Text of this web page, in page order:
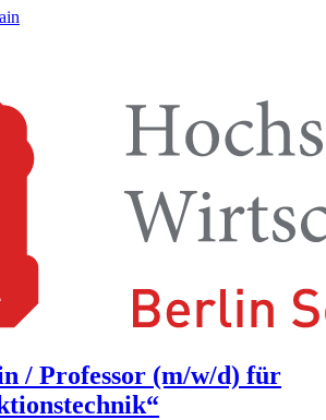
/ Professor (m/w/d) für